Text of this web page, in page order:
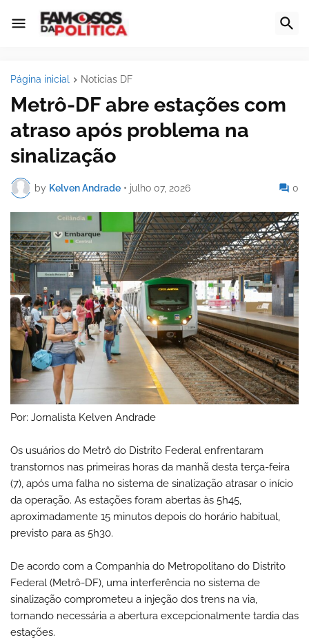
Página inicial Noticias DF
Metrô-DF abre estações com
atraso após problema na
sinalização
by Kelven Andrade • julho 07, 2026 0
Por: Jornalista Kelven Andrade
Os usuários do Metrô do Distrito Federal enfrentaram
transtornos nas primeiras horas da manhã desta terça-feira
(7), após uma falha no sistema de sinalização atrasar o início
da operação. As estações foram abertas às 5h45,
aproximadamente 15 minutos depois do horário habitual,
previsto para as 5h30.
De acordo com a Companhia do Metropolitano do Distrito
Federal (Metrô-DF), uma interferência no sistema de
sinalização comprometeu a injeção dos trens na via,
tornando necessária a abertura excepcionalmente tardia das
estações.